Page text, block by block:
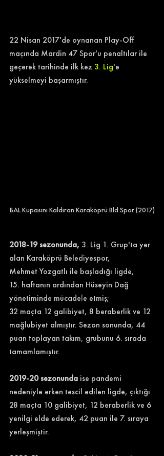
22 Nisan 2017'de oynanan Play-Off
maçında Mardin 47 Spor'u penaltılar ile
geçerek tarihinde ilk kez 3. Lig'e
yükselmeyi başarmıştır.
BAL Kupasını Kaldıran Karaköprü Bld.Spor (2017)
2018-19 sezonunda, 3. Lig 1. Grup'ta yer
alan Karaköprü Belediyespor,
Mehmet Yozgatlı ile başladığı ligde,
15. haftanın ardından Hüseyin Dağ
yönetiminde mücadele etmiş;
32 maçta 12 galibiyet, 8 beraberlik ve 12
mağlubiyet almıştır. Sezon sonunda, 44
puan toplayan takım, grubunu 6. sırada
tamamlamıştır.
2019-20 sezonunda ise pandemi
nedeniyle erken tescil edilen ligde, çıktığı
28 maçta 10 galibiyet, 12 beraberlik ve 6
yenilgi elde ederek, 42 puan ile 7. sıraya
yerleşmiştir.